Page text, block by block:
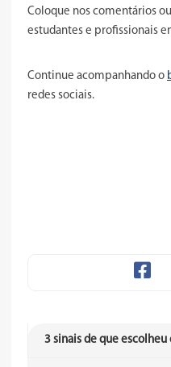
Coloque nos comentários
estudantes e profissionais
Continue acompanhando o
redes sociais.
3 sinais de que